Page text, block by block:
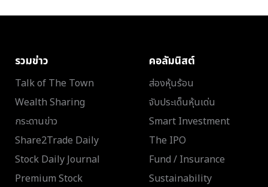
รวมข่าว
Talk of The Town
Wealth Sharing
กระดานข่าว
Share2Trade Daily
Stock Daily Journal
Premium Stock
คอลัมนิสต์
ส่องหุ้นร้อน
จับประเด็นหุ้นเด่น
Smart Investment
The IPO
Fund / Insurance
Sustainability